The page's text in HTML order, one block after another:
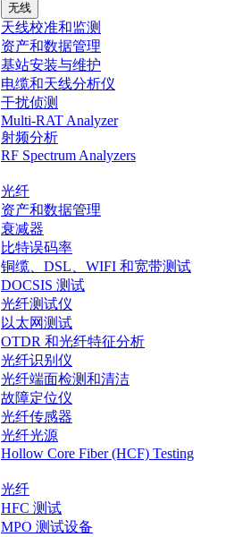
无线
天线校准和监测
资产和数据管理
基站安装与维护
电缆和天线分析仪
干扰侦测
Multi-RAT Analyzer
射频分析
RF Spectrum Analyzers
光纤
资产和数据管理
衰减器
比特误码率
铜缆、DSL、WIFI 和宽带测试
DOCSIS 测试
光纤测试仪
以太网测试
OTDR 和光纤特征分析
光纤识别仪
光纤端面检测和清洁
故障定位仪
光纤传感器
光纤光源
Hollow Core Fiber (HCF) Testing
光纤
HFC 测试
MPO 测试设备